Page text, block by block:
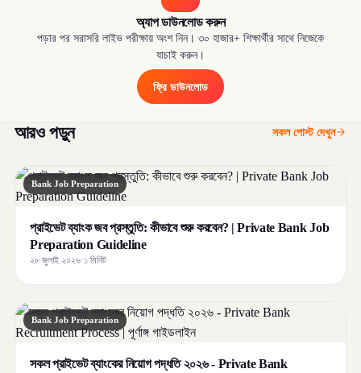
অ্যাপ ডাউনলোড করুন
পড়ার পর সরাসরি লাইভ পরীক্ষায় অংশ নিন। ৩০ হাজার+ শিক্ষার্থীর সাথে নিজেকে
যাচাই করুন।
ফ্রি ডাউনলোড
আরও পড়ুন সকল পোস্ট দেখুন
Bank Job Preparation
প্রাইভেট ব্যাংক জব প্রস্তুতি: কীভাবে শুরু করবেন? | Private Bank Job
Preparation Guideline
২৮ জুলাই ২০২৬·১ মিনিট
Bank Job Preparation
সকল প্রাইভেট ব্যাংকের নিয়োগ পদ্ধতি ২০২৬ - Private Bank